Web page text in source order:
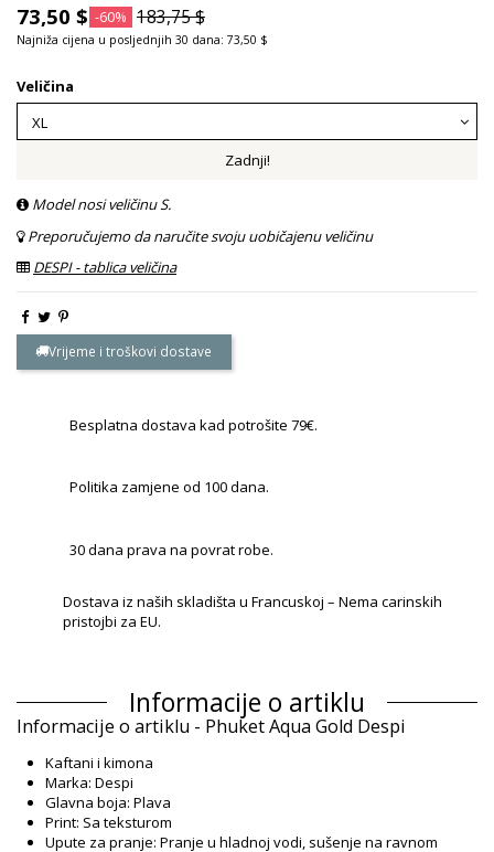
73,50 $ -60% 183,75 $
Najniža cijena u posljednjih 30 dana: 73,50 $
Veličina
Zadnji!
Model nosi veličinu S.
Preporučujemo da naručite svoju uobičajenu veličinu
DESPI - tablica veličina
Vrijeme i troškovi dostave
Besplatna dostava kad potrošite 79€.
Politika zamjene od 100 dana.
30 dana prava na povrat robe.
Dostava iz naših skladišta u Francuskoj – Nema carinskih
pristojbi za EU.
Informacije o artiklu
Informacije o artiklu - Phuket Aqua Gold Despi
Kaftani i kimona
Marka: Despi
Glavna boja: Plava
Print: Sa teksturom
Upute za pranje: Pranje u hladnoj vodi, sušenje na ravnom